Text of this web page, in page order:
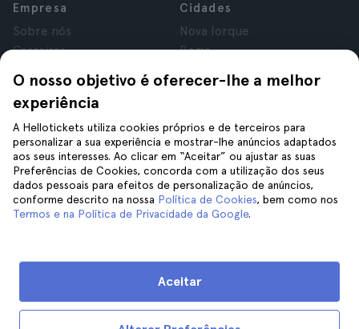
O nosso objetivo é oferecer-lhe a melhor
experiência
A Hellotickets utiliza cookies próprios e de terceiros para
personalizar a sua experiência e mostrar-lhe anúncios adaptados
aos seus interesses. Ao clicar em “Aceitar” ou ajustar as suas
Preferências de Cookies, concorda com a utilização dos seus
dados pessoais para efeitos de personalização de anúncios,
conforme descrito na nossa Política de Cookies, bem como nos
Termos e na Política de Privacidade da Google.
Aceitar
Empresa
Sobre nós
Carreiras
Avaliações
Privacidade
Termos e Condições
Aviso Legal
Cookies
Cidades
Nova Iorque
Roma
Londres
Cracóvia
Tenerife
Ajuda
Siga-nos